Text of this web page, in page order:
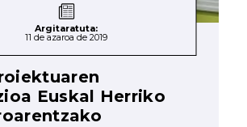
Argitaratuta:
11 de azaroa de 2019
Euskal Herriko